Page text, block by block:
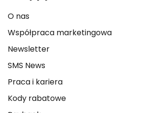
O nas
Współpraca marketingowa
Newsletter
SMS News
Praca i kariera
Kody rabatowe